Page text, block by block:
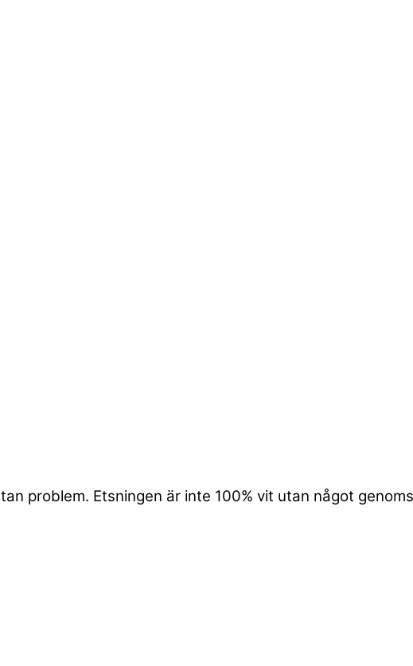
problem. Etsningen är inte 100% vit utan något